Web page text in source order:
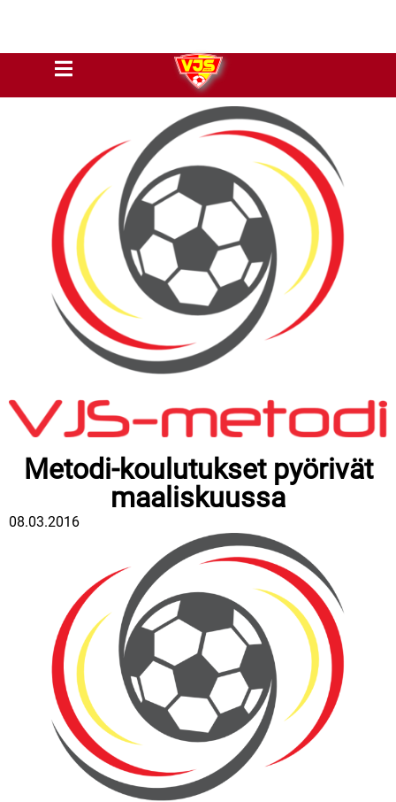
Metodi-koulutukset pyörivät
maaliskuussa
08.03.2016